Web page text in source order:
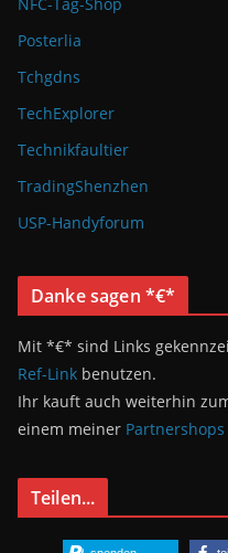
Posterlia
Tchgdns
TechExplorer
Technikfaultier
TradingShenzhen
USP-Handyforum
Danke sagen *€*
Mit *€* sind Links
Ref-Link benutzen.
Ihr kauft auch weiterhin
einem meiner Partnershops
Teilen...